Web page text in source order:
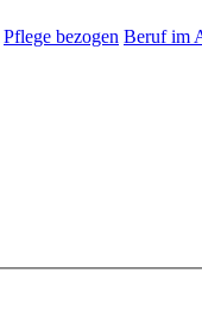
Pflege bezogen Beruf im